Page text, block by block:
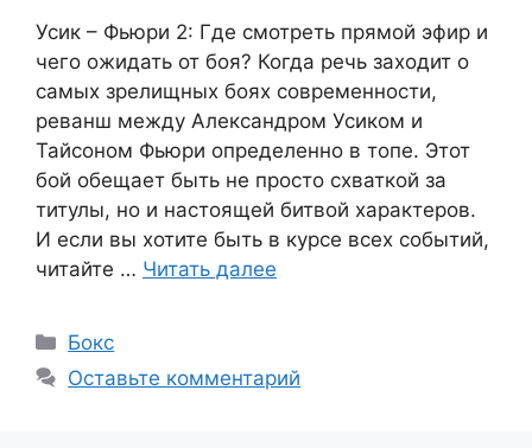
Усик – Фьюри 2: Где смотреть прямой эфир и
чего ожидать от боя? Когда речь заходит о
самых зрелищных боях современности,
реванш между Александром Усиком и
Тайсоном Фьюри определенно в топе. Этот
бой обещает быть не просто схваткой за
титулы, но и настоящей битвой характеров.
И если вы хотите быть в курсе всех событий,
читайте … Читать далее
Рубрики
Бокс
Оставьте комментарий